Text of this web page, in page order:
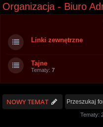
Organizacja - Biuro
Linki zewnętrzne
Tajne
Tematy: 7
NOWY TEMAT
Tematy: